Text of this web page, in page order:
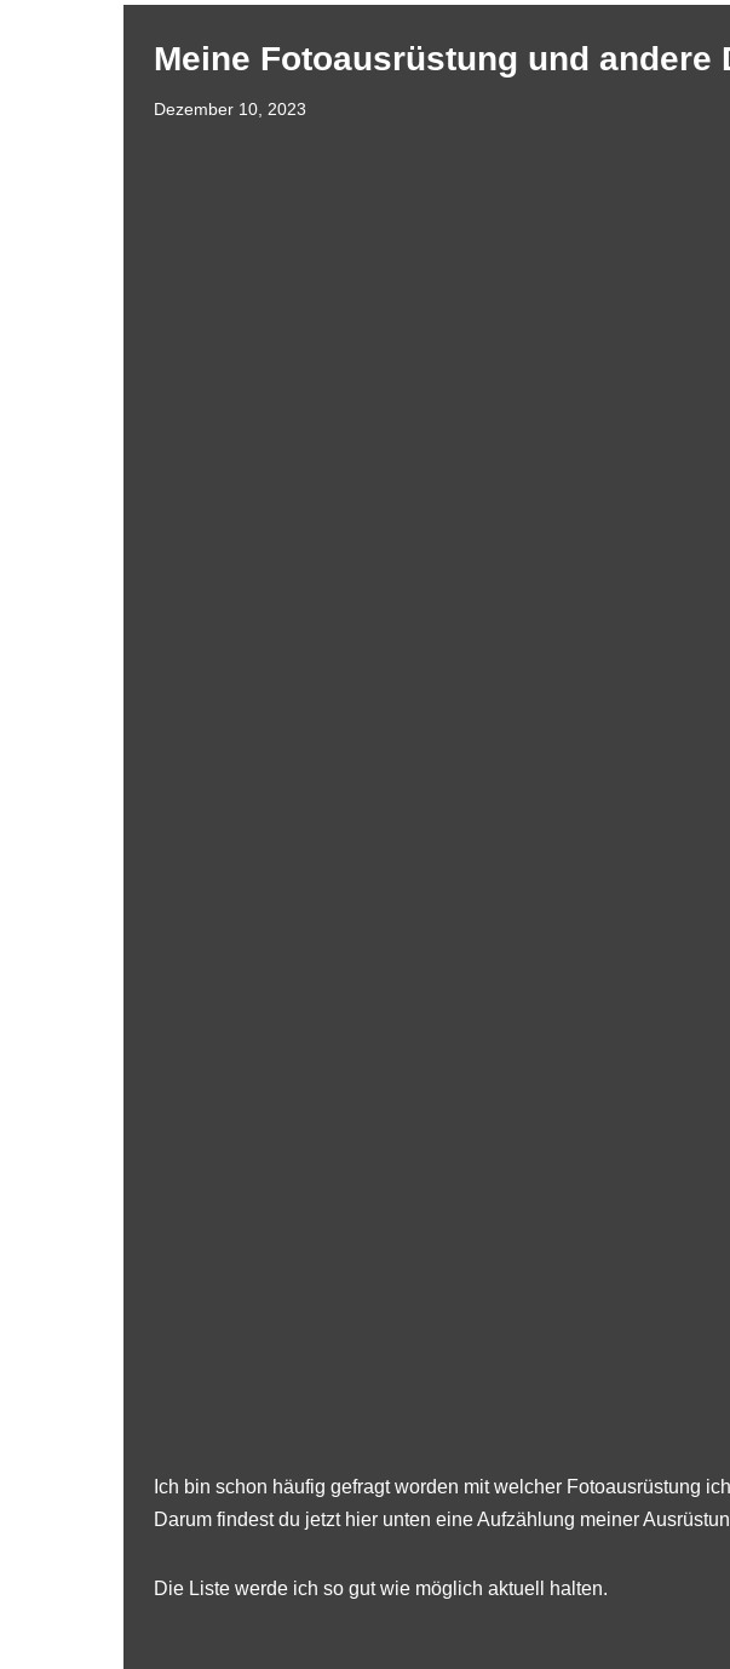
Meine Fotoausrüstung und andere
Dezember 10, 2023
Ich bin schon häufig gefragt worden mit welcher Fotoausrüstung
Darum findest du jetzt hier unten eine Aufzählung meiner
Die Liste werde ich so gut wie möglich aktuell halten.